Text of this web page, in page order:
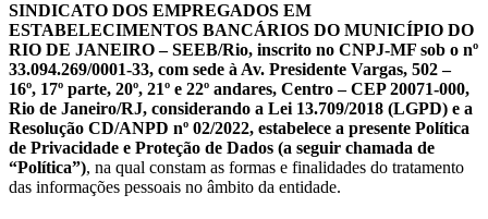
SINDICATO DOS EMPREGADOS EM
ESTABELECIMENTOS BANCÁRIOS DO MUNICÍPIO DO
RIO DE JANEIRO – SEEB/Rio, inscrito no CNPJ-MF sob o nº
33.094.269/0001-33, com sede à Av. Presidente Vargas, 502 –
16º, 17º parte, 20º, 21º e 22º andares, Centro – CEP 20071-000,
Rio de Janeiro/RJ, considerando a Lei 13.709/2018 (LGPD) e a
Resolução CD/ANPD nº 02/2022, estabelece a presente Política
de Privacidade e Proteção de Dados (a seguir chamada de
“Política”), na qual constam as formas e finalidades do tratamento
das informações pessoais no âmbito da entidade.